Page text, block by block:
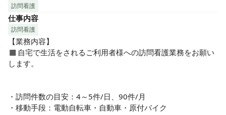
◼︎◼︎ポイント◼︎◼︎
☆年収550万円以上のチャンスあり！
より働きたい・稼ぎたい方には、オンコール、近距離手当、
サンキュー手当など各種手当が充実しているため、メンバー
でも年収500万円以上が可能です♪
かりとスキルアップできるフォロー体制と独自の教育あり
♪（※全国にある同法人の他事業所への研修）
訪問看護
仕事内容
訪問看護
【業務内容】
◼︎自宅で生活をされるご利用者様への訪問看護業務をお願い
します。
・訪問件数の目安：4～5件/日、90件/月
・移動手段：電動自転車・自動車・原付バイク